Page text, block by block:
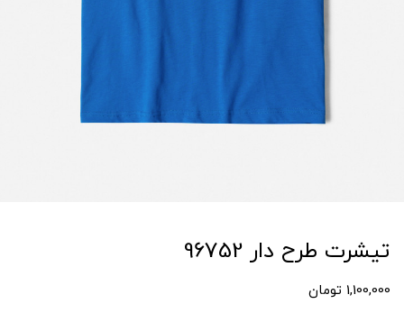
تیشرت طرح دار 96752
1,100,000 تومان